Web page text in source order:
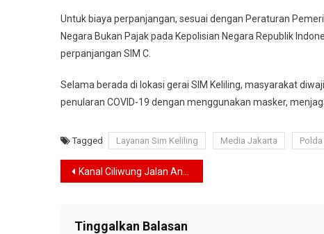
Untuk biaya perpanjangan, sesuai dengan Peraturan
Negara Bukan Pajak pada Kepolisian Negara Republik
perpanjangan SIM C.
Selama berada di lokasi gerai SIM Keliling, masyarakat
penularan COVID-19 dengan menggunakan masker,
Tagged Layanan Sim Keliling Media Jakarta
Navigasi
Kanal Ciliwung Jalan Antara, Jalan Pasar Baru Selatan dan Taman Proklamasi Ditetapkan Sebagai Cagar Budaya
Tinggalkan Balasan